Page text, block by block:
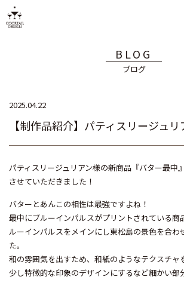
BLOG
ブログ
2025.04.22
【制作品紹介】パティスリージュ
パティスリージュリアン様の新商品『バター最中
させていただきました！
バターとあんこの相性は最強ですよね！
最中にブルーインパルスがプリントされている商
ルーインパルスをメインにし東松島の景色を合わ
た。
和の雰囲気を出すため、和紙のようなテクスチャ
少し特徴的な印象のデザインにするなど細かい部